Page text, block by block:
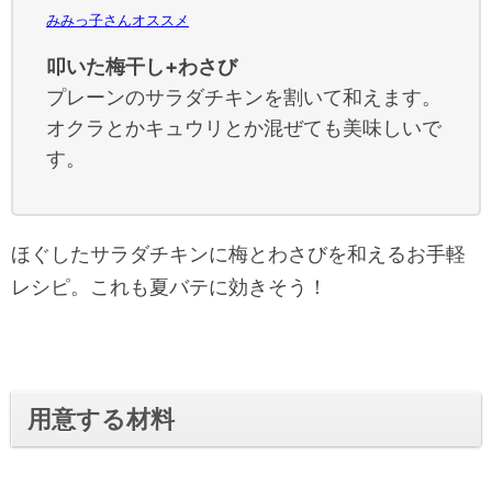
みみっ子さんオススメ
叩いた梅干し+わさび
プレーンのサラダチキンを割いて和えます。
オクラとかキュウリとか混ぜても美味しいで
す。
ほぐしたサラダチキンに梅とわさびを和えるお手軽
レシピ。これも夏バテに効きそう！
用意する材料